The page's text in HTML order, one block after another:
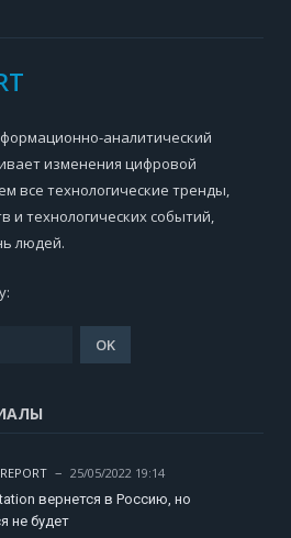
аналитический
изменения цифровой
все технологические тренды,
и технологических событий,
людей.
25/05/2022 19:14
вернется в Россию, но
не будет